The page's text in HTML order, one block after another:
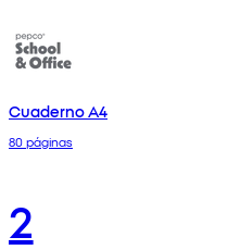
Cuaderno A4
80 páginas
2